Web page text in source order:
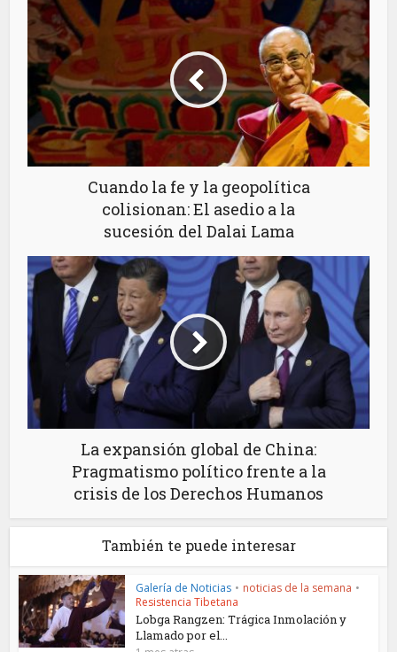
Cuando la fe y la geopolítica
colisionan: El asedio a la
sucesión del Dalai Lama
La expansión global de China:
Pragmatismo político frente a la
crisis de los Derechos Humanos
También te puede interesar
Galería de Noticias • noticias de la semana •
Resistencia Tibetana
Lobga Rangzen: Trágica Inmolación y
Llamado por el...